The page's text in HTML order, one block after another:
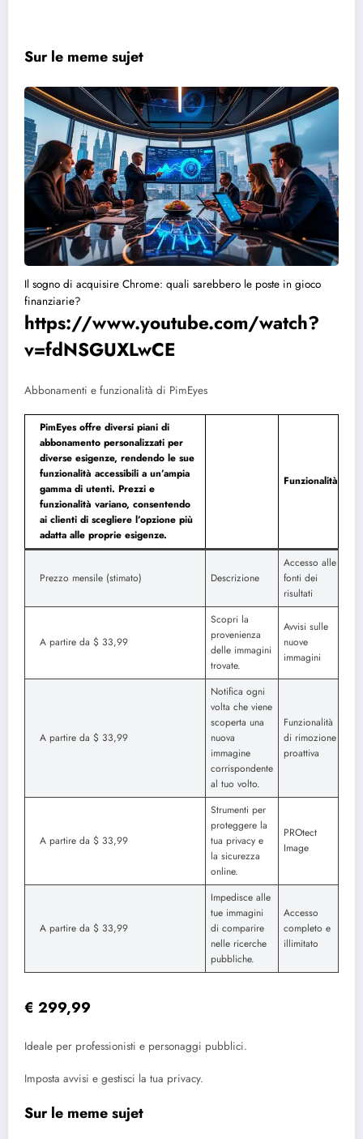
Sur le meme sujet
Il sogno di acquisire Chrome: quali sarebbero le poste in gioco
finanziarie?
https://www.youtube.com/watch?
v=fdNSGUXLwCE
Abbonamenti e funzionalità di PimEyes
PimEyes offre diversi piani di
abbonamento personalizzati per
diverse esigenze, rendendo le sue
funzionalità accessibili a un’ampia
gamma di utenti. Prezzi e
funzionalità variano, consentendo
ai clienti di scegliere l’opzione più
adatta alle proprie esigenze.
Funzionalità
Prezzo mensile (stimato) Descrizione
Accesso alle
fonti dei
risultati
A partire da $ 33,99
Scopri la
provenienza
delle immagini
trovate.
Avvisi sulle
nuove
immagini
A partire da $ 33,99
Notifica ogni
volta che viene
scoperta una
nuova
immagine
corrispondente
al tuo volto.
Funzionalità
di rimozione
proattiva
A partire da $ 33,99
Strumenti per
proteggere la
tua privacy e
la sicurezza
online.
PROtect
Image
A partire da $ 33,99
Impedisce alle
tue immagini
di comparire
nelle ricerche
pubbliche.
Accesso
completo e
illimitato
€ 299,99
Ideale per professionisti e personaggi pubblici.
Imposta avvisi e gestisci la tua privacy.
Sur le meme sujet